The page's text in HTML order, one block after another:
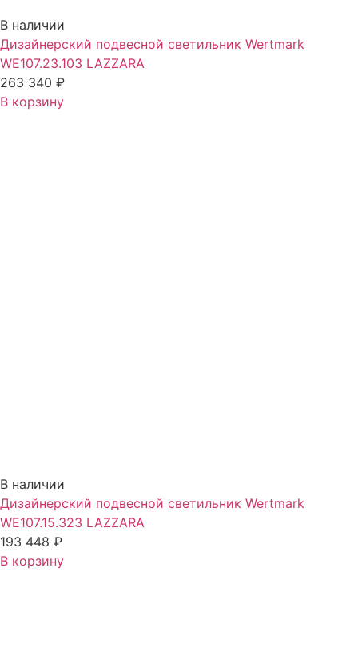
В наличии
Дизайнерский подвесной светильник Wertmark
WE107.23.103 LAZZARA
263 340 ₽
В корзину
В наличии
Дизайнерский подвесной светильник Wertmark
WE107.15.323 LAZZARA
193 448 ₽
В корзину